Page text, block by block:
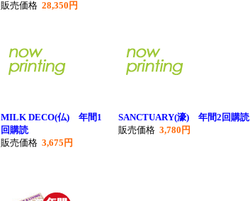
販売価格 28,350円
MILK DECO(仏) 年間1
回購読
販売価格 3,675円
SANCTUARY(濠) 年間2回購読
販売価格 3,780円